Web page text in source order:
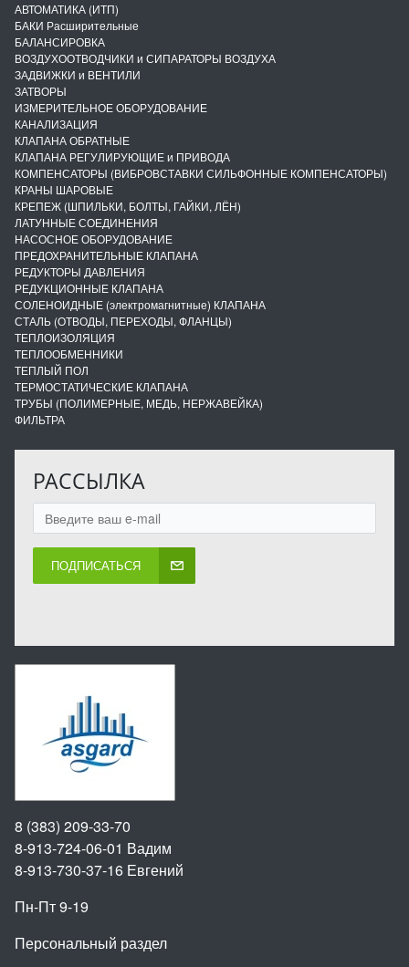
АВТОМАТИКА (ИТП)
БАКИ Расширительные
БАЛАНСИРОВКА
ВОЗДУХООТВОДЧИКИ и СИПАРАТОРЫ ВОЗДУХА
ЗАДВИЖКИ и ВЕНТИЛИ
ЗАТВОРЫ
ИЗМЕРИТЕЛЬНОЕ ОБОРУДОВАНИЕ
КАНАЛИЗАЦИЯ
КЛАПАНА ОБРАТНЫЕ
КЛАПАНА РЕГУЛИРУЮЩИЕ и ПРИВОДА
КОМПЕНСАТОРЫ (ВИБРОВСТАВКИ СИЛЬФОННЫЕ КОМПЕНСАТОРЫ)
КРАНЫ ШАРОВЫЕ
КРЕПЕЖ (ШПИЛЬКИ, БОЛТЫ, ГАЙКИ, ЛЁН)
ЛАТУННЫЕ СОЕДИНЕНИЯ
НАСОСНОЕ ОБОРУДОВАНИЕ
ПРЕДОХРАНИТЕЛЬНЫЕ КЛАПАНА
РЕДУКТОРЫ ДАВЛЕНИЯ
РЕДУКЦИОННЫЕ КЛАПАНА
СОЛЕНОИДНЫЕ (электромагнитные) КЛАПАНА
СТАЛЬ (ОТВОДЫ, ПЕРЕХОДЫ, ФЛАНЦЫ)
ТЕПЛОИЗОЛЯЦИЯ
ТЕПЛООБМЕННИКИ
ТЕПЛЫЙ ПОЛ
ТЕРМОСТАТИЧЕСКИЕ КЛАПАНА
ТРУБЫ (ПОЛИМЕРНЫЕ, МЕДЬ, НЕРЖАВЕЙКА)
ФИЛЬТРА
РАССЫЛКА
ПОДПИСАТЬСЯ
8 (383) 209-33-70
8-913-724-06-01 Вадим
8-913-730-37-16 Евгений
Пн-Пт 9-19
Персональный раздел